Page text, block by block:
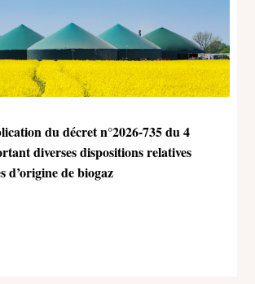
du décret n°2026-735 du 4
diverses dispositions relatives
d’origine de biogaz